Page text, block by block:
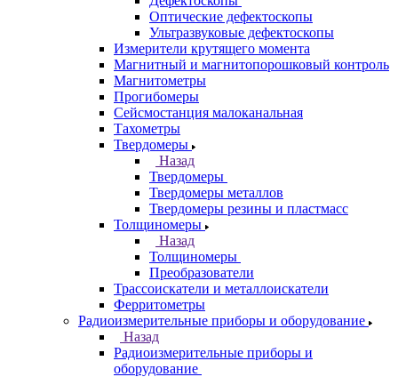
Оптические дефектоскопы
Ультразвуковые дефектоскопы
Измерители крутящего момента
Магнитный и магнитопорошковый контроль
Магнитометры
Прогибомеры
Сейсмостанция малоканальная
Тахометры
Твердомеры
Назад
Твердомеры
Твердомеры металлов
Твердомеры резины и пластмасс
Толщиномеры
Назад
Толщиномеры
Преобразователи
Трассоискатели и металлоискатели
Ферритометры
Радиоизмерительные приборы и оборудование
Назад
Радиоизмерительные приборы и
оборудование